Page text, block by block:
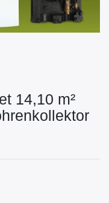
14,10 m²